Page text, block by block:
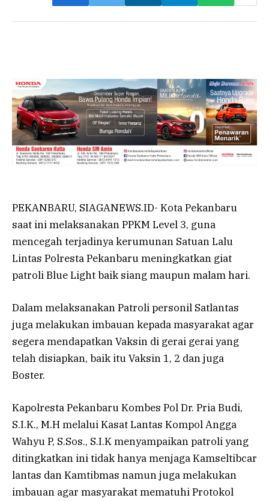
PEKANBARU, SIAGANEWS.ID- Kota Pekanbaru
saat ini melaksanakan PPKM Level 3, guna
mencegah terjadinya kerumunan Satuan Lalu
Lintas Polresta Pekanbaru meningkatkan giat
patroli Blue Light baik siang maupun malam hari.
Dalam melaksanakan Patroli personil Satlantas
juga melakukan imbauan kepada masyarakat agar
segera mendapatkan Vaksin di gerai gerai yang
telah disiapkan, baik itu Vaksin 1, 2 dan juga
Boster.
Kapolresta Pekanbaru Kombes Pol Dr. Pria Budi,
S.I.K., M.H melalui Kasat Lantas Kompol Angga
Wahyu P, S.Sos., S.I.K menyampaikan patroli yang
ditingkatkan ini tidak hanya menjaga Kamseltibcar
lantas dan Kamtibmas namun juga melakukan
imbauan agar masyarakat mematuhi Protokol